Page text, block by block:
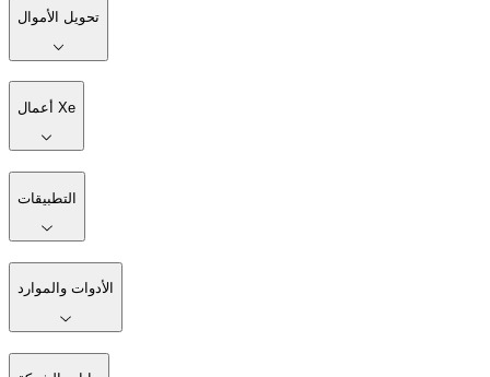
تحويل الأموال
أعمال Xe
التطبيقات
الأدوات والموارد